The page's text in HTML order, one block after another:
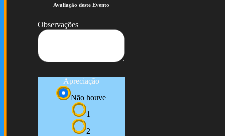
Avaliação deste Evento
Observações
Apreciação
Não houve
1
2